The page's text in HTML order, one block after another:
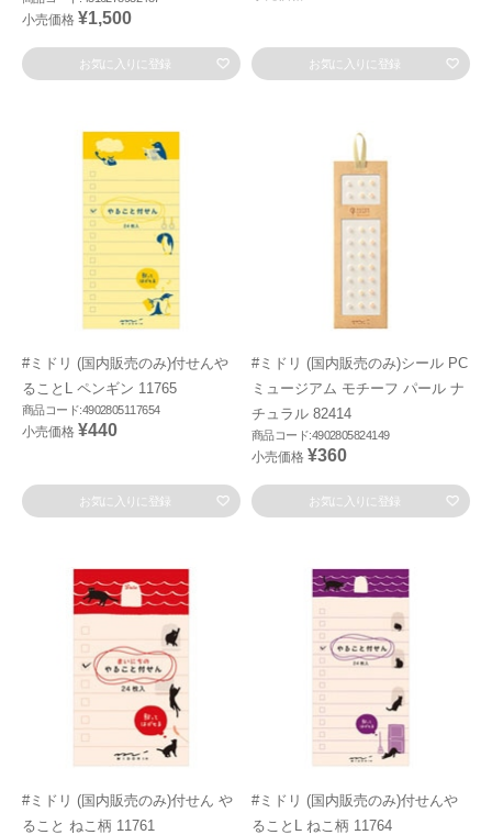
小売価格 ¥1,500
お気に入りに登録 お気に入りに登録
#ミドリ (国内販売のみ)付せんや
ることL ペンギン 11765
商品コード:4902805117654
小売価格 ¥440
お気に入りに登録
#ミドリ (国内販売のみ)シール PC
ミュージアム モチーフ パール ナ
チュラル 82414
商品コード:4902805824149
小売価格 ¥360
お気に入りに登録
#ミドリ (国内販売のみ)付せん や
ること ねこ柄 11761
#ミドリ (国内販売のみ)付せんや
ることL ねこ柄 11764